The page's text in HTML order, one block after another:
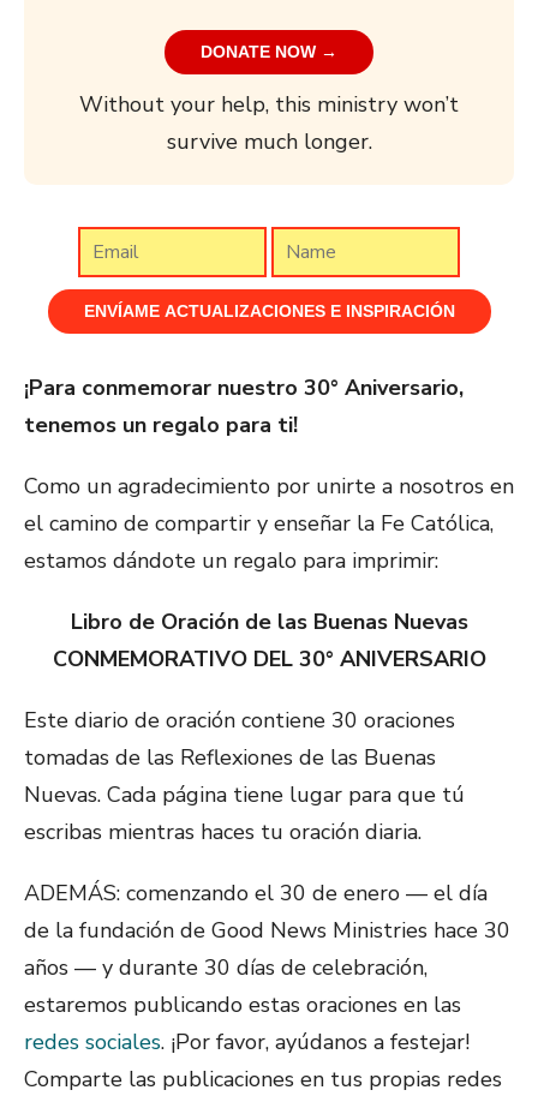
DONATE NOW →
Without your help, this ministry won’t
survive much longer.
¡Para conmemorar nuestro 30° Aniversario,
tenemos un regalo para ti!
Como un agradecimiento por unirte a nosotros en
el camino de compartir y enseñar la Fe Católica,
estamos dándote un regalo para imprimir:
Libro de Oración de las Buenas Nuevas
CONMEMORATIVO DEL 30° ANIVERSARIO
Este diario de oración contiene 30 oraciones
tomadas de las Reflexiones de las Buenas
Nuevas. Cada página tiene lugar para que tú
escribas mientras haces tu oración diaria.
ADEMÁS: comenzando el 30 de enero — el día
de la fundación de Good News Ministries hace 30
años — y durante 30 días de celebración,
estaremos publicando estas oraciones en las
redes sociales. ¡Por favor, ayúdanos a festejar!
Comparte las publicaciones en tus propias redes